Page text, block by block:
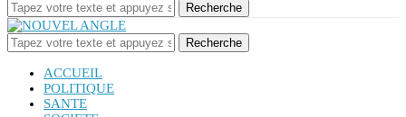
Recherche
Recherche
ACCUEIL
POLITIQUE
SANTE